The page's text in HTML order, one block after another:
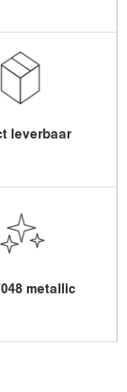
leverbaar
metallic